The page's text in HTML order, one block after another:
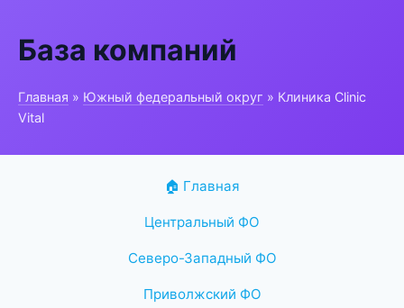
База компаний
Главная » Южный федеральный округ » Клиника Clinic
Vital
🏠 Главная
Центральный ФО
Северо-Западный ФО
Приволжский ФО